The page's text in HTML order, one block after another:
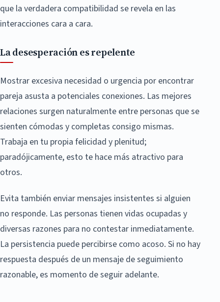
que la verdadera compatibilidad se revela en las
interacciones cara a cara.
La desesperación es repelente
Mostrar excesiva necesidad o urgencia por encontrar
pareja asusta a potenciales conexiones. Las mejores
relaciones surgen naturalmente entre personas que se
sienten cómodas y completas consigo mismas.
Trabaja en tu propia felicidad y plenitud;
paradójicamente, esto te hace más atractivo para
otros.
Evita también enviar mensajes insistentes si alguien
no responde. Las personas tienen vidas ocupadas y
diversas razones para no contestar inmediatamente.
La persistencia puede percibirse como acoso. Si no hay
respuesta después de un mensaje de seguimiento
razonable, es momento de seguir adelante.